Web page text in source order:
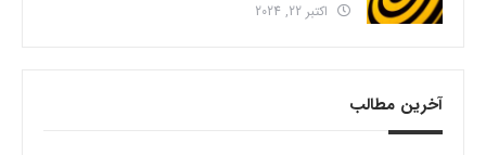
اکتبر 22, 2024
آخرین مطالب